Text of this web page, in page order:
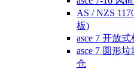
AS / NZS
板)
asce 7 开放
asce 7 圆形
仓